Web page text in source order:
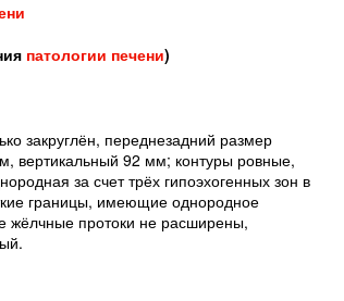
патологии печени)
закруглён, переднезадний размер
вертикальный 92 мм; контуры ровные,
за счет трёх гипоэхогенных зон в
границы, имеющие однородное
жёлчные протоки не расширены,